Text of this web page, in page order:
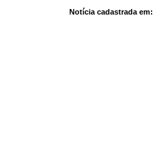
Notícia cadastrada em: